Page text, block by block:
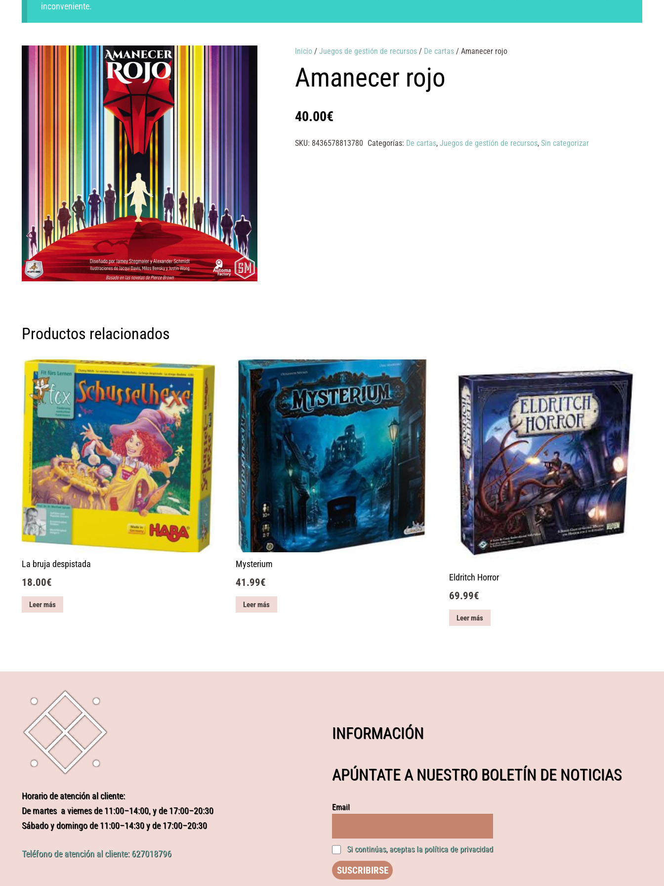
inconveniente.
Inicio/ Juegos de gestión de recursos/ De cartas/ Amanecer rojo
Amanecer rojo
40.00€
SKU: 8436578813780 Categorías: De cartas, Juegos de gestión de recursos, Sin categorizar
Productos relacionados
La bruja despistada
18.00€
Leer más
Mysterium
41.99€
Leer más
Eldritch Horror
69.99€
Leer más
Horario de atención al cliente:
De martes a viernes de 11:00–14:00, y de 17:00–20:30
Sábado y domingo de 11:00–14:30 y de 17:00–20:30
Teléfono de atención al cliente: 627018796
INFORMACIÓN
APÚNTATE A NUESTRO BOLETÍN DE NOTICIAS
Email
Si continúas, aceptas la política de privacidad